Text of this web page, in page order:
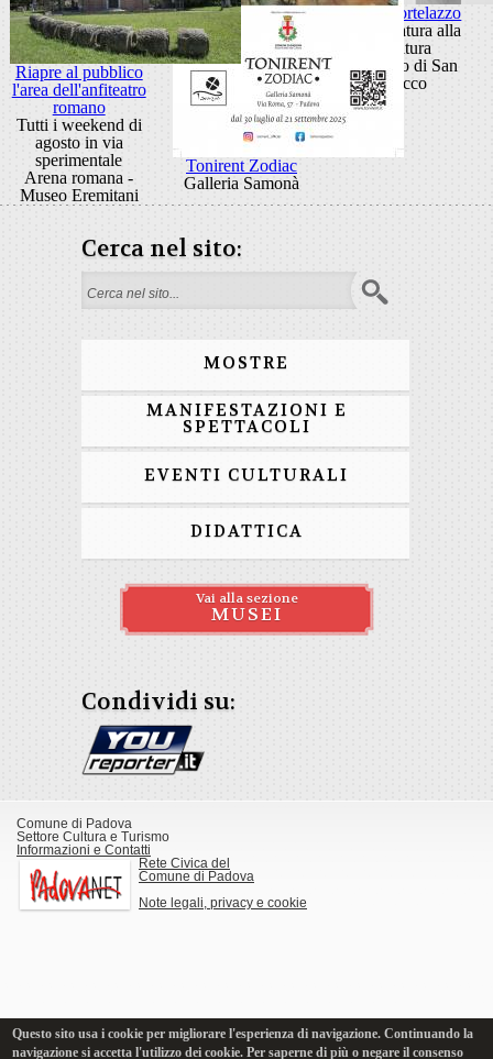
Gino Cortelazzo
Dalla natura alla
scultura
Oratorio di San
Rocco
Tonirent Zodiac
Galleria Samonà
Riapre al pubblico
l'area dell'anfiteatro
romano
Tutti i weekend di
agosto in via
sperimentale
Arena romana -
Museo Eremitani
Cerca nel sito:
Form di ricerca
MOSTRE
MANIFESTAZIONI E
SPETTACOLI
EVENTI CULTURALI
DIDATTICA
Vai alla sezione
MUSEI
Condividi su:
Comune di Padova
Settore Cultura e Turismo
Informazioni e Contatti
Rete Civica del
Comune di Padova
Note legali, privacy e cookie
Questo sito usa i cookie per migliorare l'esperienza di navigazione. Continuando la
navigazione si accetta l'utilizzo dei cookie. Per saperne di più o negare il consenso